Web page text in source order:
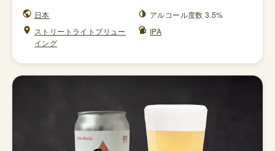
日本
アルコール度数 3.5%
ストリートライトブリュー
イング
IPA